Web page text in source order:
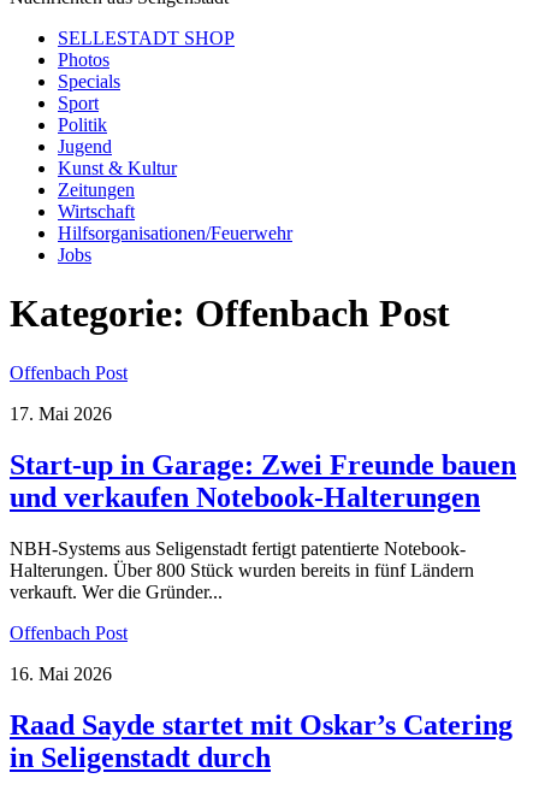
SELLESTADT SHOP
Photos
Specials
Sport
Politik
Jugend
Kunst & Kultur
Zeitungen
Wirtschaft
Hilfsorganisationen/Feuerwehr
Jobs
Kategorie: Offenbach Post
Offenbach Post
17. Mai 2026
Start-up in Garage: Zwei Freunde bauen
und verkaufen Notebook-Halterungen
NBH-Systems aus Seligenstadt fertigt patentierte Notebook-
Halterungen. Über 800 Stück wurden bereits in fünf Ländern
verkauft. Wer die Gründer...
Offenbach Post
16. Mai 2026
Raad Sayde startet mit Oskar’s Catering
in Seligenstadt durch